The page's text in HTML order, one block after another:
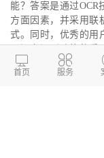
能？答案是通过OCR
方面因素，并采用联
式。同时，优秀的用
段和设计方案，电子
习者的各种需求，为

首页

服务